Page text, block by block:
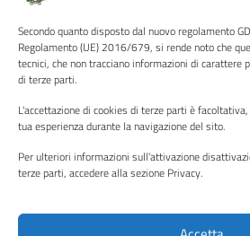
Secondo quanto disposto dal nuovo regolamento
Regolamento (UE) 2016/679, si rende noto che
tecnici, che non tracciano informazioni di carattere
di terze parti.
L'accettazione di cookies di terze parti è
tua esperienza durante la navigazione del sito.
Per ulteriori informazioni sull'attivazione
terze parti, accedere alla sezione Privacy.
Albo pretorio
Informativa privacy
Note legali
Piano di miglioramento del sito
Instagram